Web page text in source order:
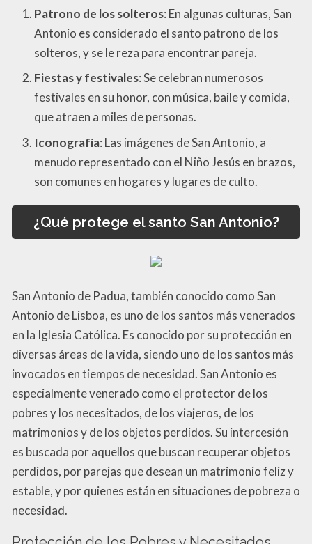
Patrono de los solteros: En algunas culturas, San
Antonio es considerado el santo patrono de los
solteros, y se le reza para encontrar pareja.
Fiestas y festivales: Se celebran numerosos
festivales en su honor, con música, baile y comida,
que atraen a miles de personas.
Iconografía: Las imágenes de San Antonio, a
menudo representado con el Niño Jesús en brazos,
son comunes en hogares y lugares de culto.
¿Qué protege el santo San Antonio?
San Antonio de Padua, también conocido como San
Antonio de Lisboa, es uno de los santos más venerados
en la Iglesia Católica. Es conocido por su protección en
diversas áreas de la vida, siendo uno de los santos más
invocados en tiempos de necesidad. San Antonio es
especialmente venerado como el protector de los
pobres y los necesitados, de los viajeros, de los
matrimonios y de los objetos perdidos. Su intercesión
es buscada por aquellos que buscan recuperar objetos
perdidos, por parejas que desean un matrimonio feliz y
estable, y por quienes están en situaciones de pobreza o
necesidad.